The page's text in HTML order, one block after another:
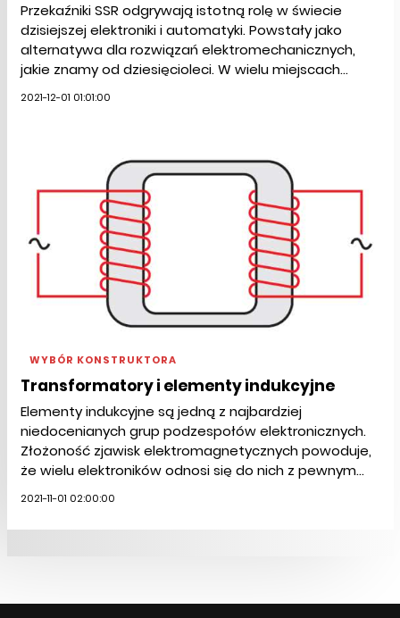
Przekaźniki SSR odgrywają istotną rolę w świecie
dzisiejszej elektroniki i automatyki. Powstały jako
alternatywa dla rozwiązań elektromechanicznych,
jakie znamy od dziesięcioleci. W wielu miejscach...
2021-12-01 01:01:00
WYBÓR KONSTRUKTORA
Transformatory i elementy indukcyjne
Elementy indukcyjne są jedną z najbardziej
niedocenianych grup podzespołów elektronicznych.
Złożoność zjawisk elektromagnetycznych powoduje,
że wielu elektroników odnosi się do nich z pewnym...
2021-11-01 02:00:00